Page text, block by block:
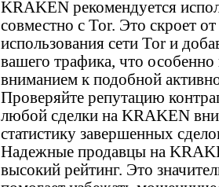
KRAKEN рекомендуется
совместно с Tor. Это скроет
использования сети Tor и
вашего трафика, что
вниманием к подобной
Проверяйте репутацию
любой сделки на KRAKEN
статистику завершенных
Надежные продавцы на
высокий рейтинг. Это